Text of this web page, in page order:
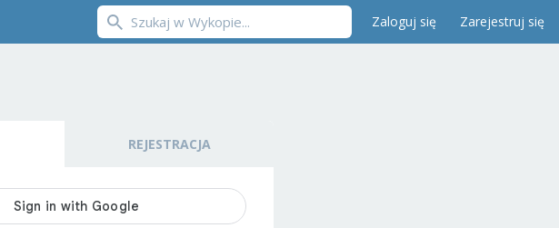
Zaloguj się Zarejestruj się
REJESTRACJA